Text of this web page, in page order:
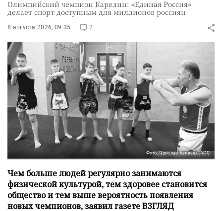
Олимпийский чемпион Карелин: «Единая Россия»
делает спорт доступным для миллионов россиян
8 августа 2026, 09:35 2
Фото: Ярослав Беляев/ТАСС
Чем больше людей регулярно занимаются
физической культурой, тем здоровее становится
общество и тем выше вероятность появления
новых чемпионов, заявил газете ВЗГЛЯД